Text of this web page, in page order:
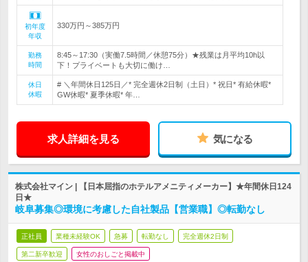
初年度
年収
330万円～385万円
勤務
時間
8:45～17:30（実働7.5時間／休憩75分）★残業は月平均10h以
下！プライベートも大切に働け…
休日
休暇
# ＼年間休日125日／* 完全週休2日制（土日）* 祝日* 有給休暇*
GW休暇* 夏季休暇* 年…
求人詳細を見る 気になる
株式会社マイン | 【日本屈指のホテルアメニティメーカー】★年間休日124
日★
岐阜募集◎環境に考慮した自社製品【営業職】◎転勤なし
正社員 業種未経験OK 急募 転勤なし 完全週休2日制
第二新卒歓迎 女性のおしごと掲載中